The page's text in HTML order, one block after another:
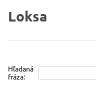
Loksa
Hľadaná
fráza: